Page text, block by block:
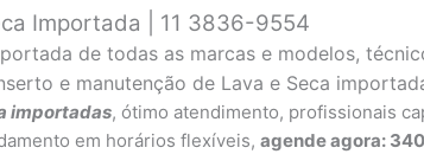
Importada | 11 3836-9554
de todas as marcas e modelos,
e manutenção de Lava e Seca
importadas, ótimo atendimento, profissionais
em horários flexíveis, agende agora: